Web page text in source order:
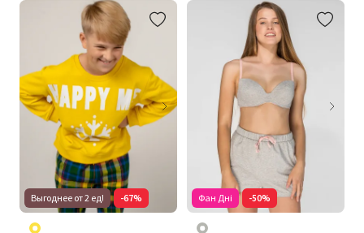
Выгоднее от 2 ед! -67% Фан Дні -50%